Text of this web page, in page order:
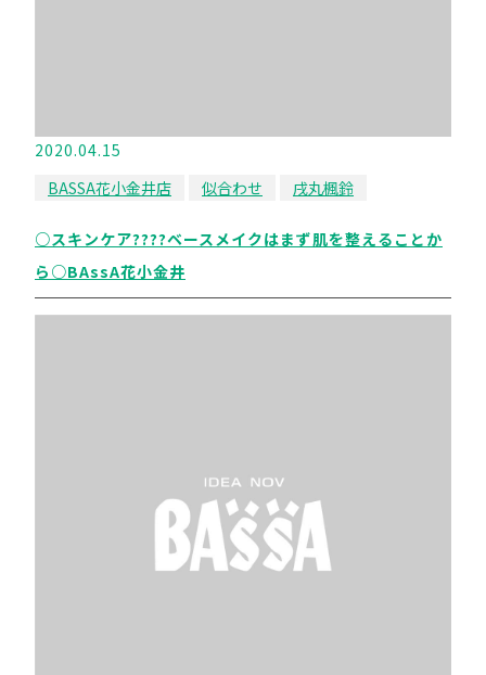
2020.04.15
BASSA花小金井店
似合わせ 戌丸楓鈴
○スキンケア????ベースメイクはまず肌を整えることか
ら○BAssA花小金井